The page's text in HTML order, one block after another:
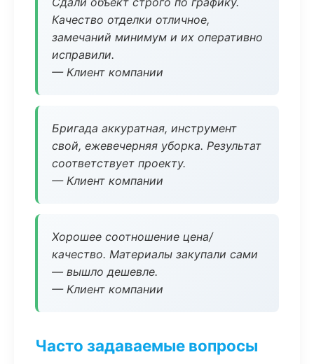
Качество отделки отличное,
замечаний минимум и их оперативно
исправили.
— Клиент компании
Бригада аккуратная, инструмент
свой, ежевечерняя уборка. Результат
соответствует проекту.
— Клиент компании
Хорошее соотношение цена/
качество. Материалы закупали сами
— вышло дешевле.
— Клиент компании
Часто задаваемые вопросы